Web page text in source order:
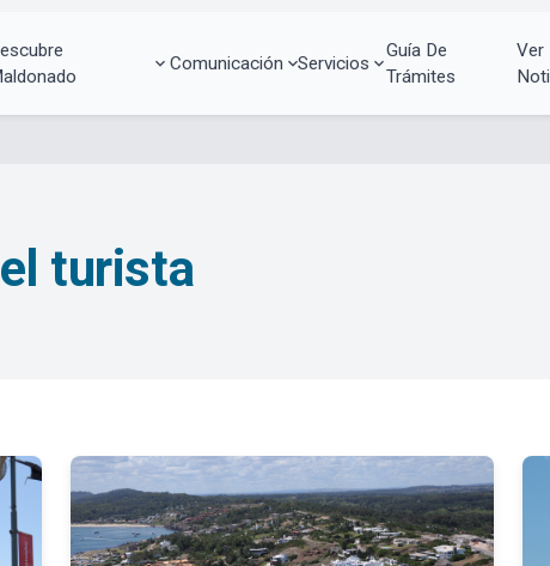
Comunicación Servicios
Guía De
Trámites
Ver
turista